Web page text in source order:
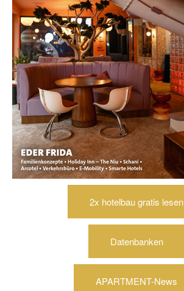
2x hotelbau gratis lesen
Datenbanken
APARTMENT-News